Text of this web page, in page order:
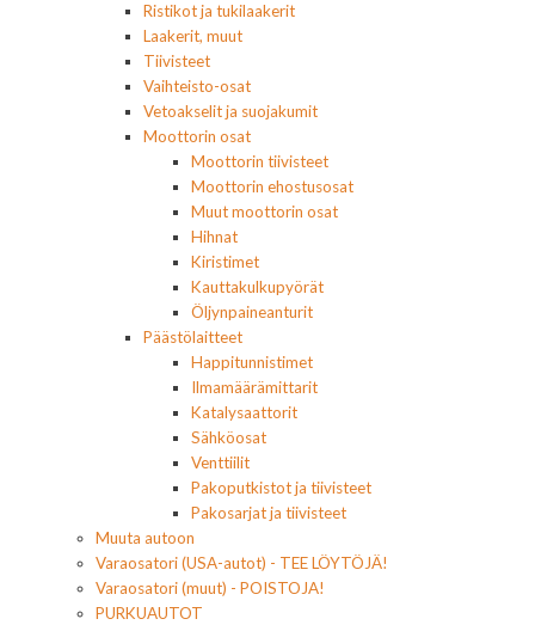
Ristikot ja tukilaakerit
Laakerit, muut
Tiivisteet
Vaihteisto-osat
Vetoakselit ja suojakumit
Moottorin osat
Moottorin tiivisteet
Moottorin ehostusosat
Muut moottorin osat
Hihnat
Kiristimet
Kauttakulkupyörät
Öljynpaineanturit
Päästölaitteet
Happitunnistimet
Ilmamäärämittarit
Katalysaattorit
Sähköosat
Venttiilit
Pakoputkistot ja tiivisteet
Pakosarjat ja tiivisteet
Muuta autoon
Varaosatori (USA-autot) - TEE LÖYTÖJÄ!
Varaosatori (muut) - POISTOJA!
PURKUAUTOT